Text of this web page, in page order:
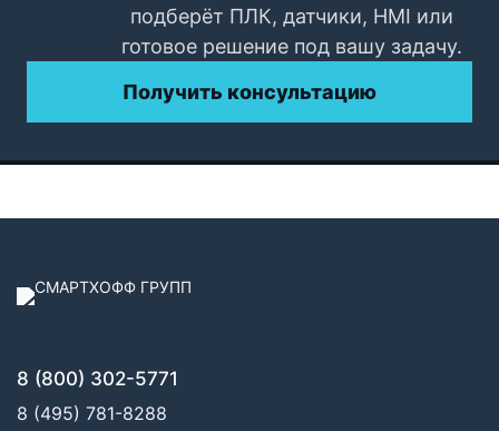
подберёт ПЛК, датчики, HMI или
готовое решение под вашу задачу.
Получить консультацию
8 (800) 302-5771
8 (495) 781-8288